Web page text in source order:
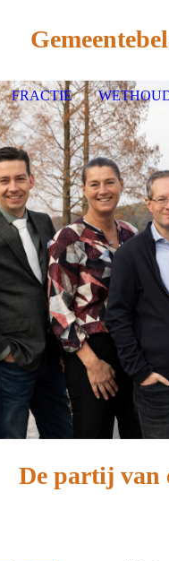
FRACTIE
De partij van